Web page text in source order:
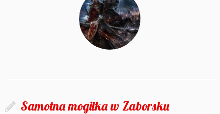
Samotna mogiłka w Zaborsku